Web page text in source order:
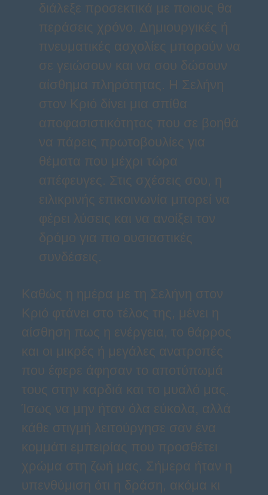
διάλεξε προσεκτικά με ποιους θα
περάσεις χρόνο. Δημιουργικές ή
πνευματικές ασχολίες μπορούν να
σε γειώσουν και να σου δώσουν
αίσθημα πληρότητας. Η Σελήνη
στον Κριό δίνει μια σπίθα
αποφασιστικότητας που σε βοηθά
να πάρεις πρωτοβουλίες για
θέματα που μέχρι τώρα
απέφευγες. Στις σχέσεις σου, η
ειλικρινής επικοινωνία μπορεί να
φέρει λύσεις και να ανοίξει τον
δρόμο για πιο ουσιαστικές
συνδέσεις.
Καθώς η ημέρα με τη Σελήνη στον
Κριό φτάνει στο τέλος της, μένει η
αίσθηση πως η ενέργεια, το θάρρος
και οι μικρές ή μεγάλες ανατροπές
που έφερε άφησαν το αποτύπωμά
τους στην καρδιά και το μυαλό μας.
Ίσως να μην ήταν όλα εύκολα, αλλά
κάθε στιγμή λειτούργησε σαν ένα
κομμάτι εμπειρίας που προσθέτει
χρώμα στη ζωή μας. Σήμερα ήταν η
υπενθύμιση ότι η δράση, ακόμα κι